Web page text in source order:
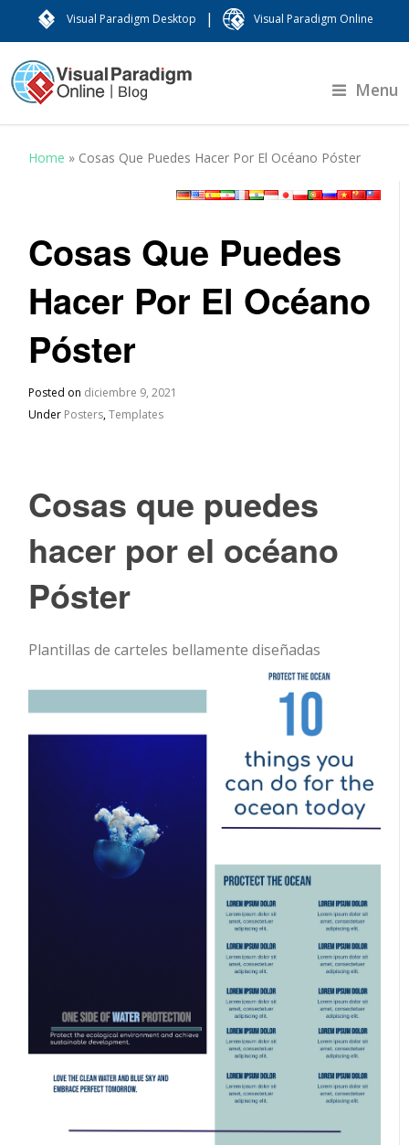
Visual Paradigm Desktop | Visual Paradigm Online
Menu
Home » Cosas Que Puedes Hacer Por El Océano Póster
Cosas Que Puedes
Hacer Por El Océano
Póster
Posted on diciembre 9, 2021
Under Posters,Templates
Cosas que puedes
hacer por el océano
Póster
Plantillas de carteles bellamente diseñadas